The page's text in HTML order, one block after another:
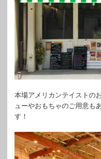
本場アメリカンテイストの
ューやおもちゃのご用意も
す！